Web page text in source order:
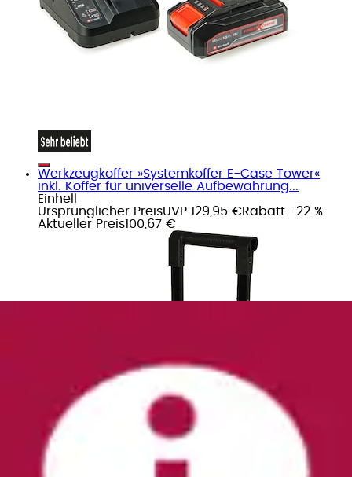
Werkzeugkoffer »Systemkoffer E-Case Tower«
inkl. Koffer für universelle Aufbewahrung...
Einhell
Ursprünglicher PreisUVP 129,95 €Rabatt- 22 %
Aktueller Preis100,67 €